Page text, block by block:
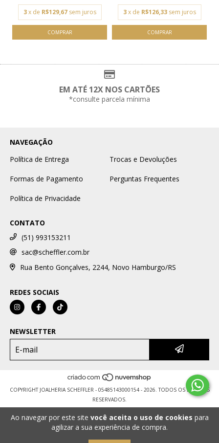
Ao navegar por este site você aceita o uso de cookies para
agilizar a sua experiência de compra.
3 x de R$129,67 sem juros 3 x de R$126,33 sem juros
EM ATÉ 12X NOS CARTÕES
*consulte parcela mínima
NAVEGAÇÃO
Política de Entrega
Trocas e Devoluções
Formas de Pagamento Perguntas Frequentes
Política de Privacidade
CONTATO
(51) 993153211
sac@scheffler.com.br
Rua Bento Gonçalves, 2244, Novo Hamburgo/RS
REDES SOCIAIS
NEWSLETTER
COPYRIGHT JOALHERIA SCHEFFLER - 05485143000154 - 2026. TODOS OS DIREITOS
RESERVADOS.